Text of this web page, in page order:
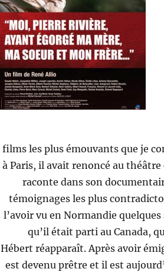
films les plus émouvants que je
à Paris, il avait renoncé au
raconte dans son
témoignages les plus
l’avoir vu en Normandie
qu’il était parti au Canada,
Hébert réapparaît. Après avoir
est devenu prêtre et il est